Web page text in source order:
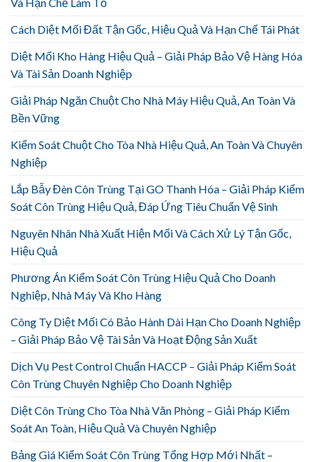
Cách Diệt Mối Đất Tận Gốc, Hiệu Quả Và Hạn Chế Tái Phát
Diệt Mối Kho Hàng Hiệu Quả – Giải Pháp Bảo Vệ Hàng Hóa
Và Tài Sản Doanh Nghiệp
Giải Pháp Ngăn Chuột Cho Nhà Máy Hiệu Quả, An Toàn Và
Bền Vững
Kiểm Soát Chuột Cho Tòa Nhà Hiệu Quả, An Toàn Và Chuyên
Nghiệp
Lắp Bẫy Đèn Côn Trùng Tại GO Thanh Hóa – Giải Pháp Kiểm
Soát Côn Trùng Hiệu Quả, Đáp Ứng Tiêu Chuẩn Vệ Sinh
Nguyên Nhân Nhà Xuất Hiện Mối Và Cách Xử Lý Tận Gốc,
Hiệu Quả
Phương Án Kiểm Soát Côn Trùng Hiệu Quả Cho Doanh
Nghiệp, Nhà Máy Và Kho Hàng
Công Ty Diệt Mối Có Bảo Hành Dài Hạn Cho Doanh Nghiệp
– Giải Pháp Bảo Vệ Tài Sản Và Hoạt Động Sản Xuất
Dịch Vụ Pest Control Chuẩn HACCP – Giải Pháp Kiểm Soát
Côn Trùng Chuyên Nghiệp Cho Doanh Nghiệp
Diệt Côn Trùng Cho Tòa Nhà Văn Phòng – Giải Pháp Kiểm
Soát An Toàn, Hiệu Quả Và Chuyên Nghiệp
Bảng Giá Kiểm Soát Côn Trùng Tổng Hợp Mới Nhất –